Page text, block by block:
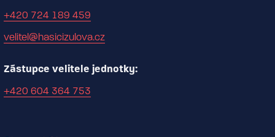
+420 724 189 459
velitel@hasicizulova.cz
Zástupce velitele jednotky:
+420 604 364 753